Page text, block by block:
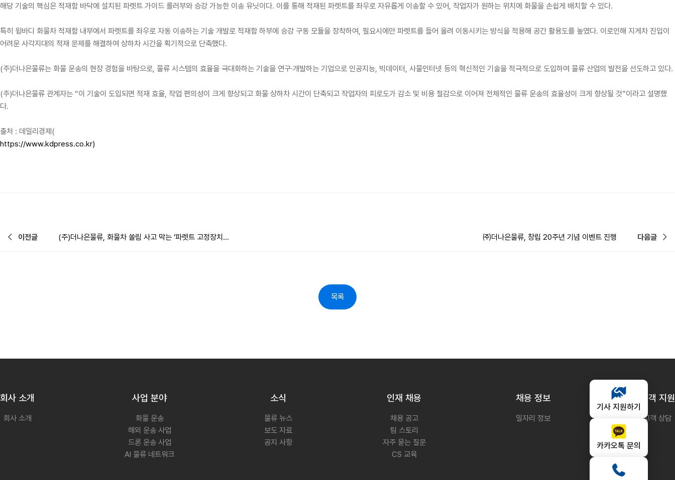
해당 기술의 핵심은 적재함 바닥에 설치된 파렛트 가이드 롤러부와 승강 가능한 이송 유닛이다. 이를 통해 적재된 파렛트를 좌우로 자유롭게 이송할 수 있어, 작업자가 원하는 위치에 화물을 손쉽게 배치할 수 있다.
특히 윙바디 화물차 적재함 내부에서 파렛트를 좌우로 자동 이송하는 기술 개발로 적재함 하부에 승강 구동 모듈을 장착하여, 필요시에만 파렛트를 들어 올려 이동시키는 방식을 적용해 공간 활용도를 높였다. 이로인해 지게차 진입이
어려운 사각지대의 적재 문제를 해결하여 상하차 시간을 획기적으로 단축했다.
(주)더나은물류는 화물 운송의 현장 경험을 바탕으로, 물류 시스템의 효율을 극대화하는 기술을 연구·개발하는 기업으로 인공지능, 빅데이터, 사물인터넷 등의 혁신적인 기술을 적극적으로 도입하여 물류 산업의 발전을 선도하고 있다.
(주)더나은물류 관계자는 “이 기술이 도입되면 적재 효율, 작업 편의성이 크게 향상되고 화물 상하차 시간이 단축되고 작업자의 피로도가 감소 및 비용 절감으로 이어져 전체적인 물류 운송의 효율성이 크게 향상될 것”이라고 설명했
다.
출처 : 데일리경제(
https://www.kdpress.co.kr)
이전글 (주)더나은물류, 화물차 쏠림 사고 막는 ‘파렛트 고정장치... ㈜더나은물류, 창립 20주년 기념 이벤트 진행 다음글
목록
회사 소개
회사 소개
사업 분야
화물 운송
해외 운송 사업
드론 운송 사업
AI 물류 네트워크
소식
물류 뉴스
보도 자료
공지 사항
인재 채용
채용 공고
팀 스토리
자주 묻는 질문
CS 교육
채용 정보
일자리 정보
고객 지원
고객 상담
기사 지원하기
카카오톡 문의